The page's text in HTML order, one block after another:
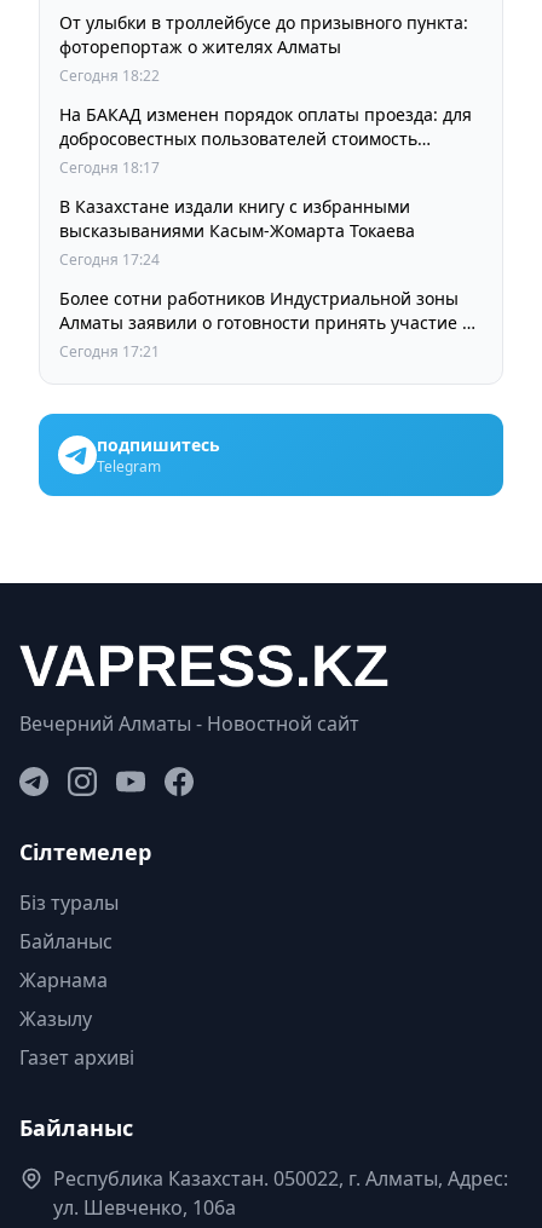
От улыбки в троллейбусе до призывного пункта:
фоторепортаж о жителях Алматы
Сегодня 18:22
На БАКАД изменен порядок оплаты проезда: для
добросовестных пользователей стоимость
остается прежней
Сегодня 18:17
В Казахстане издали книгу с избранными
высказываниями Касым-Жомарта Токаева
Сегодня 17:24
Более сотни работников Индустриальной зоны
Алматы заявили о готовности принять участие в
выборах членов Курылтая
Сегодня 17:21
подпишитесь
Telegram
Вечерний Алматы - Новостной сайт
Сілтемелер
Біз туралы
Байланыс
Жарнама
Жазылу
Газет архиві
Байланыс
Республика Казахстан. 050022, г. Алматы, Адрес:
ул. Шевченко, 106а